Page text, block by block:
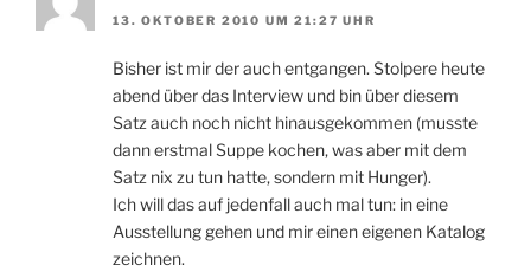
13. OKTOBER 2010 UM 21:27 UHR
Bisher ist mir der auch entgangen. Stolpere heute
abend über das Interview und bin über diesem
Satz auch noch nicht hinausgekommen (musste
dann erstmal Suppe kochen, was aber mit dem
Satz nix zu tun hatte, sondern mit Hunger).
Ich will das auf jedenfall auch mal tun: in eine
Ausstellung gehen und mir einen eigenen Katalog
zeichnen.